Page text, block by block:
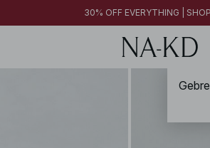
30% OFF EVERYTHING |